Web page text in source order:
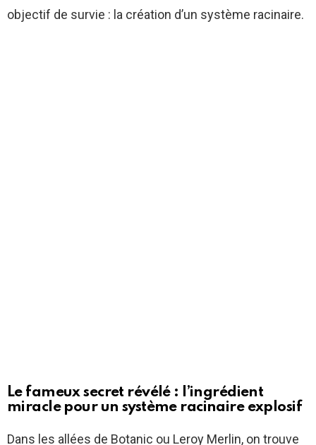
objectif de survie : la création d’un système racinaire.
Le fameux secret révélé : l’ingrédient
miracle pour un système racinaire explosif
Dans les allées de Botanic ou Leroy Merlin, on trouve